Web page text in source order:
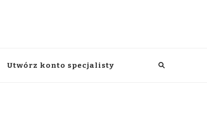
Utwórz konto specjalisty